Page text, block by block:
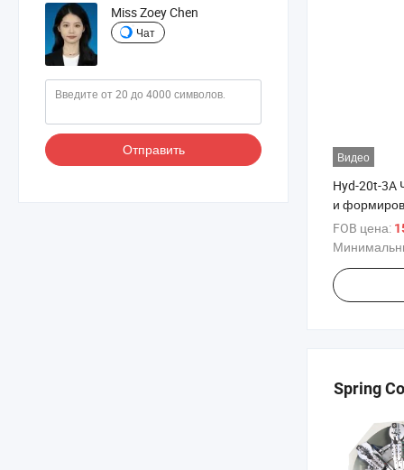
Видео
Hyd-20t-3A
и
FOB цена:
Spring
Miss Zoey Chen
Чат
Отправить